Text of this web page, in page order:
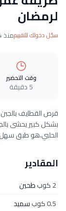
لرمضان
سجّل دخولك للتقييممنذ 4 أسابيع
وقت التحضير
5 دقيقة
قرص القطايف
بشكل كبير يحشى
الحلبي،هو طبق
المقادير
2 كوب
طحين
0.5 كوب
سميد